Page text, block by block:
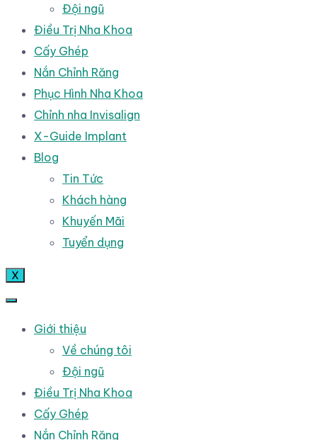
Đội ngũ
Điều Trị Nha Khoa
Cấy Ghép
Nắn Chỉnh Răng
Phục Hình Nha Khoa
Chỉnh nha Invisalign
X-Guide Implant
Blog
Tin Tức
Khách hàng
Khuyến Mãi
Tuyển dụng
X
Giới thiệu
Về chúng tôi
Đội ngũ
Điều Trị Nha Khoa
Cấy Ghép
Nắn Chỉnh Răng